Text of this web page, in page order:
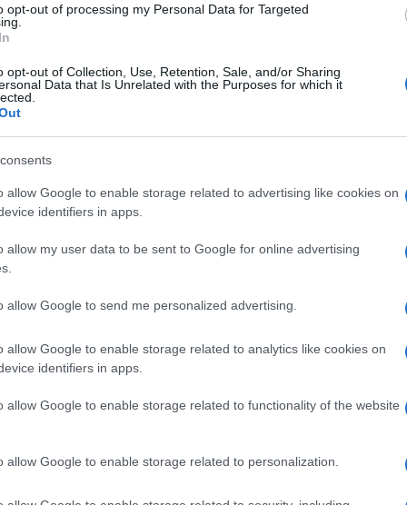
opt-out of processing my Personal Data for Targeted
opt-out of Collection, Use, Retention, Sale, and/or Sharing
Data that Is Unrelated with the Purposes for which it
allow Google to enable storage related to advertising like cookies on
identifiers in apps.
allow my user data to be sent to Google for online advertising
allow Google to send me personalized advertising.
allow Google to enable storage related to analytics like cookies on
identifiers in apps.
allow Google to enable storage related to functionality of the website
allow Google to enable storage related to personalization.
des clients
capacité à bâtir desmoats(zones protégées) à
de notes ou les assistants de codage qui
si elles ne sont pas protégées des avancées
la
progressivement grâce à des relations, à
de leurs clients en offrant des solutions